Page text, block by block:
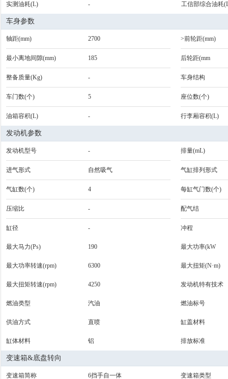
实测油耗(L) - 工信部综合油耗
车身参数
轴距(mm) 2700 >前轮距(mm)
最小离地间隙(mm) 185 后轮距(mm
整备质量(Kg) - 车身结构
车门数(个) 5 座位数(个)
油箱容积(L) - 行李厢容积(L)
发动机参数
发动机型号 - 排量(mL)
进气形式 自然吸气 气缸排列形式
气缸数(个) 4 每缸气门数(个)
压缩比 - 配气结
缸径 - 冲程
最大马力(Ps) 190 最大功率(kW
最大功率转速(rpm) 6300 最大扭矩(N·m)
最大扭矩转速(rpm) 4250 发动机特有技术
燃油类型 汽油 燃油标号
供油方式 直喷 缸盖材料
缸体材料 铝 排放标准
变速箱&底盘转向
变速箱简称 6挡手自一体 变速箱类型